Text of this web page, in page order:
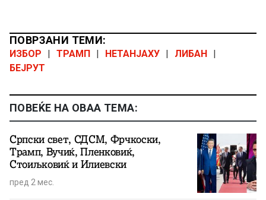
ПОВРЗАНИ ТЕМИ:
ИЗБОР | ТРАМП | НЕТАНЈАХУ | ЛИБАН |
БЕЈРУТ
ПОВЕЌЕ НА ОВАА ТЕМА:
Српски свет, СДСМ, Фрчкоски,
Трамп, Вучиќ, Пленковиќ,
Стоиљковиќ и Илиевски
пред 2 мес.